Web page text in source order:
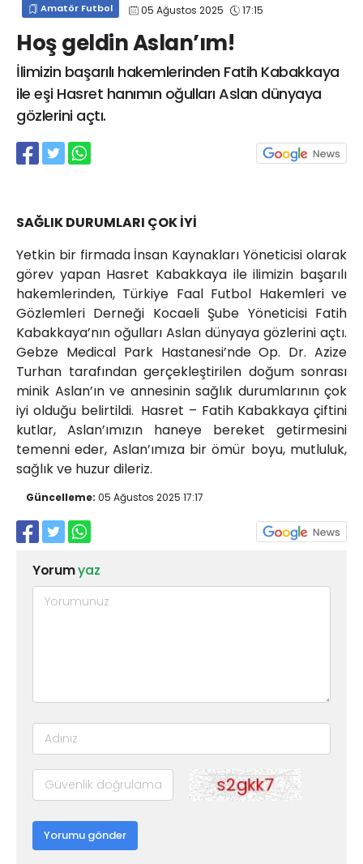
Amatör Futbol 05 Ağustos 2025 17:15
Hoş geldin Aslan’ım!
İlimizin başarılı hakemlerinden Fatih Kabakkaya
ile eşi Hasret hanımın oğulları Aslan dünyaya
gözlerini açtı.
SAĞLIK DURUMLARI ÇOK İYİ
Yetkin bir firmada İnsan Kaynakları Yöneticisi olarak
görev yapan Hasret Kabakkaya ile ilimizin başarılı
hakemlerinden, Türkiye Faal Futbol Hakemleri ve
Gözlemleri Derneği Kocaeli Şube Yöneticisi Fatih
Kabakkaya’nın oğulları Aslan dünyaya gözlerini açtı.
Gebze Medical Park Hastanesi’nde Op. Dr. Azize
Turhan tarafından gerçekleştirilen doğum sonrası
minik Aslan’ın ve annesinin sağlık durumlarının çok
iyi olduğu belirtildi. Hasret – Fatih Kabakkaya çiftini
kutlar, Aslan’ımızın haneye bereket getirmesini
temenni eder, Aslan’ımıza bir ömür boyu, mutluluk,
sağlık ve huzur dileriz.
Güncelleme: 05 Ağustos 2025 17:17
Yorumyaz
Yorumu gönder
info@spor41.com